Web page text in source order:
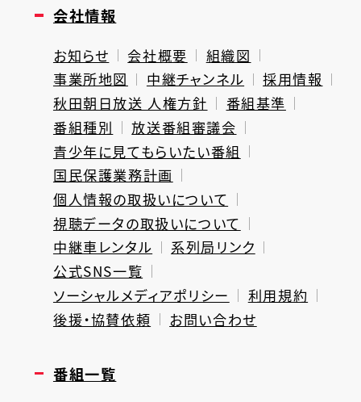
会社情報
お知らせ 会社概要
組織図
事業所地図
中継チャンネル
採用情報
秋田朝日放送 人権方針
番組基準
番組種別
放送番組審議会
青少年に見てもらいたい番組
国民保護業務計画
個人情報の取扱いについて
視聴データの取扱いについて
中継車レンタル
系列局リンク
公式SNS一覧
ソーシャルメディアポリシー
利用規約
後援・協賛依頼
お問い合わせ
番組一覧